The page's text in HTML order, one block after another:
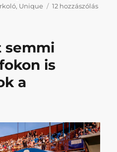
, Unique 12 hozzászólásVár
semmi
is
a